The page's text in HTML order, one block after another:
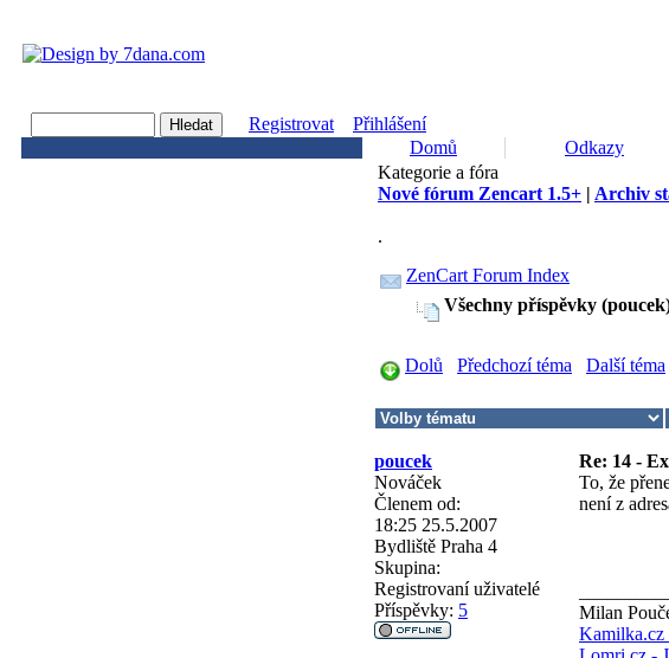
Registrovat
Přihlášení
Domů
Odkazy
Kategorie a fóra
Nové fórum Zencart 1.5+ | Archiv
.
ZenCart Forum Index
Všechny příspěvky
Dolů Předchozí téma Další téma
poucek Re: 14 -
Nováček
Členem od:
18:25 25.5.2007
Bydliště Praha 4
Skupina:
Registrovaní uživatelé
Příspěvky: 5
To, že
není z
Milan
Kamilka.cz